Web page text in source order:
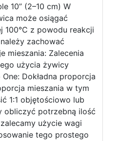
10” (2–10 cm) W
może osiągać
100°C z powodu reakcji
zachować
mieszania: Zalecenia
użycia żywicy
Dokładna proporcja
mieszania w tym
1:1 objętościowo lub
obliczyć potrzebną ilość
użycie wagi
tego prostego